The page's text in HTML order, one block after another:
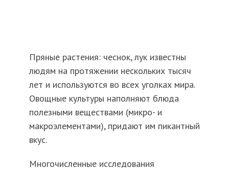
Пряные растения: чеснок, лук известны
людям на протяжении нескольких тысяч
лет и используются во всех уголках мира.
Овощные культуры наполняют блюда
полезными веществами (микро- и
макроэлементами), придают им пикантный
вкус.
Многочисленные исследования